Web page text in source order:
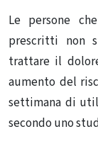
Le persone
prescritti non
trattare il
aumento del
settimana di
secondo uno